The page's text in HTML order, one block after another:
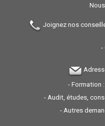
Joignez nos
-
- Formation :
- Audit, études,
- Autres